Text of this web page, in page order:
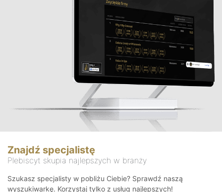
Znajdź specjalistę
Plebiscyt skupia najlepszych w branży
Szukasz specjalisty w pobliżu Ciebie? Sprawdź naszą
wyszukiwarkę. Korzystaj tylko z usług najlepszych!